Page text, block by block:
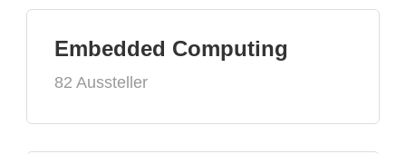
Embedded Computing
82 Aussteller